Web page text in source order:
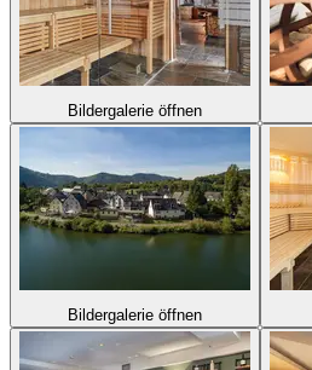
Bildergalerie öffnen
Bildergalerie öffnen